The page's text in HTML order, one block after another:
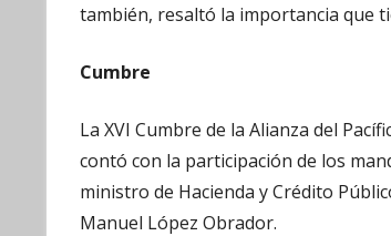
también, resaltó la importancia que
Cumbre
La XVI Cumbre de la Alianza del
contó con la participación de los
ministro de Hacienda y Crédito
Manuel López Obrador.